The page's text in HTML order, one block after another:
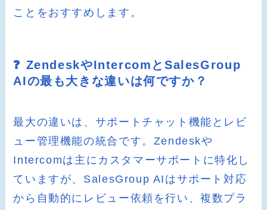
ことをおすすめします。
❓ ZendeskやIntercomとSalesGroup
AIの最も大きな違いは何ですか？
最大の違いは、サポートチャット機能とレビ
ュー管理機能の統合です。Zendeskや
Intercomは主にカスタマーサポートに特化し
ていますが、SalesGroup AIはサポート対応
から自動的にレビュー依頼を行い、複数プラ